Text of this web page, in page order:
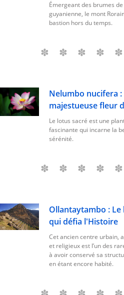
Émergeant des brumes
guyanienne, le mont
bastion hors du temps.
Nelumbo nucifera :
majestueuse fleur
Le lotus sacré est une
fascinante qui incarne la
sérénité.
Ollantaytambo : Le
qui défia l'Histoire
Cet ancien centre urbain,
et religieux est l’un des
à avoir conservé sa
en étant encore habité.